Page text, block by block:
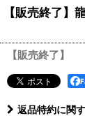
【販売終了
【販売終了】
返品特約に関